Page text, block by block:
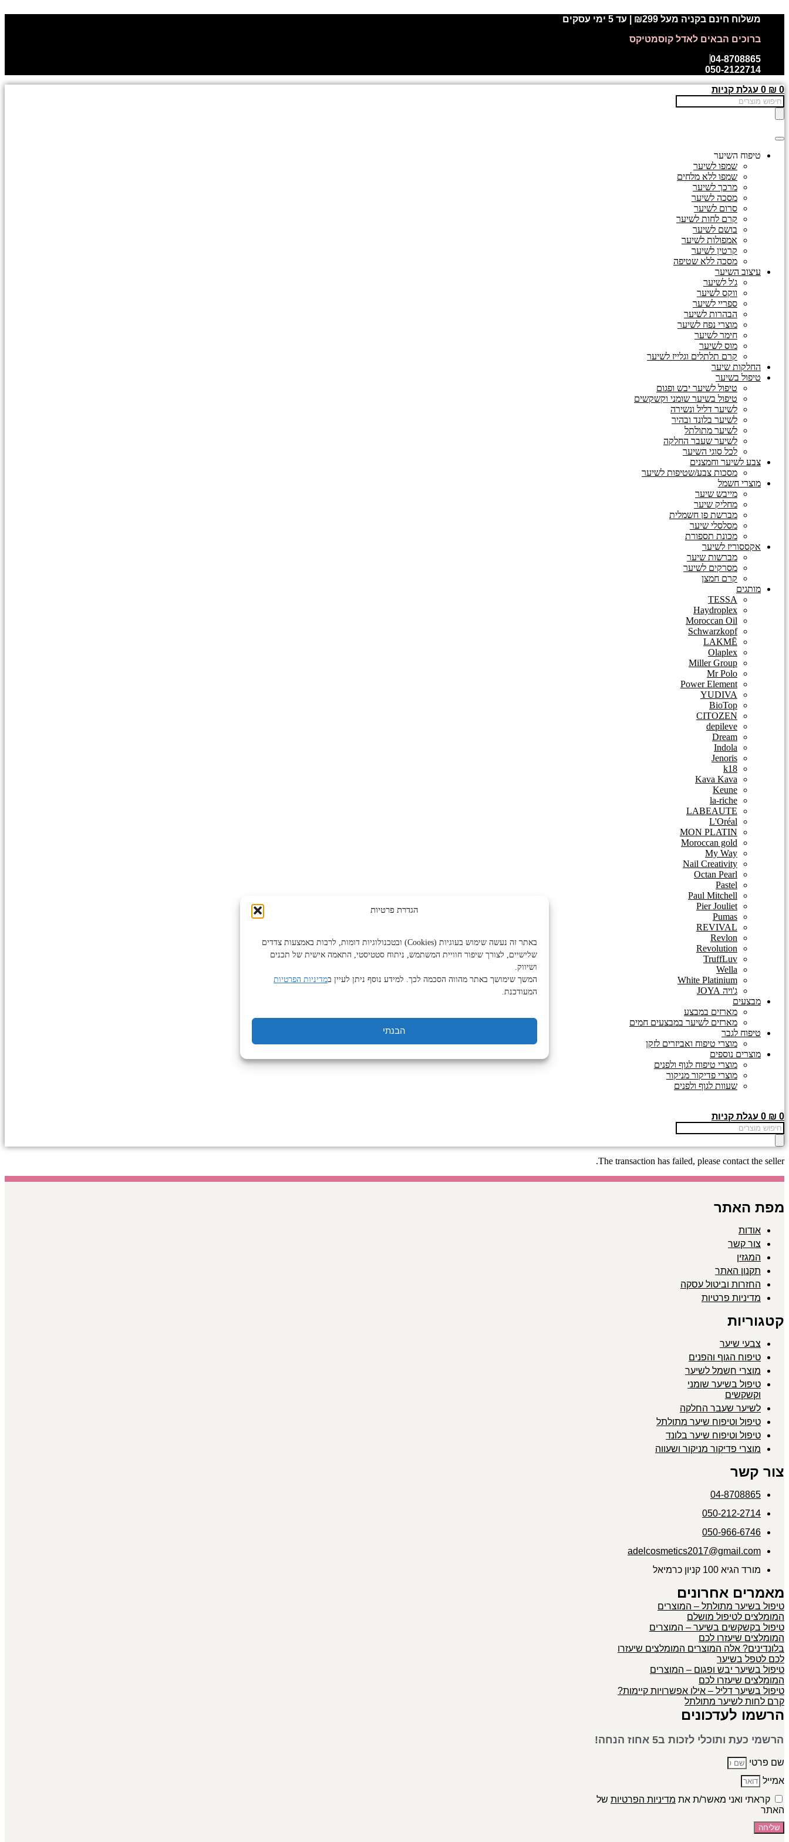
הגדרת פרטיות
באתר זה נעשה שימוש בעוגיות (Cookies) ובטכנולוגיות דומות, לרבות באמצעות צדדים
שלישיים, לצורך שיפור חוויית המשתמש, ניתוח סטטיסטי, התאמה אישית של תכנים
ושיווק.
המשך שימושך באתר מהווה הסכמה לכך. למידע נוסף ניתן לעיין במדיניות הפרטיות
המעודכנת.
הבנתי
משלוח חינם בקניה מעל ₪299 | עד 5 ימי עסקים
ברוכים הבאים לאדל קוסמטיקס
04-8708865
050-2122714
₪ 0
0 עגלת קניות
Products
search
טיפוח השיער
שמפו לשיער
שמפו ללא מלחים
מרכך לשיער
מסכה לשיער
סרום לשיער
קרם לחות לשיער
בושם לשיער
אמפולות לשיער
קרטין לשיער
מסכה ללא שטיפה
עיצוב השיער
ג'ל לשיער
ווקס לשיער
ספריי לשיער
הבהרות לשיער
מוצרי נפח לשיער
חימר לשיער
מוס לשיער
קרם תלתלים וגלייז לשיער
החלקות שיער
טיפול בשיער
טיפול לשיער יבש ופגום
טיפול בשיער שומני וקשקשים
לשיער דליל ונשירה
לשיער בלונד ובהיר
לשיער מתולתל
לשיער שעבר החלקה
לכל סוגי השיער
צבע לשיער וחמצנים
מסכות צבע/שטיפות לשיער
מוצרי חשמל
מייבש שיער
מחליק שיער
מברשת פן חשמלית
מסלסלי שיער
מכונת תספורת
אקססוריז לשיער
מברשות שיער
מסרקים לשיער
קרם חמצן
מותגים
TESSA
Haydroplex
Moroccan Oil
Schwarzkopf
LAKMĒ
Olaplex
Miller Group
Mr Polo
Power Element
YUDIVA
BioTop
CITOZEN
depileve
Dream
Indola
Jenoris
k18
Kava Kava
Keune
la-riche
LABEAUTE
L'Oréal
MON PLATIN
Moroccan gold
My Way
Nail Creativity
Octan Pearl
Pastel
Paul Mitchell
Pier Jouliet
Pumas
REVIVAL
Revlon
Revolution
TruffLuv
Wella
White Platinium
ג'ויה JOYA
מבצעים
מארזים במבצע
מארזים לשיער במבצעים חמים
טיפוח לגבר
מוצרי טיפוח ואביזרים לזקן
מוצרים נוספים
מוצרי טיפוח לגוף ולפנים
מוצרי פדיקור מניקור
שעוות לגוף ולפנים
₪ 0
0 עגלת קניות
Products
search
The transaction has failed, please contact the seller.
מפת האתר
אודות
צור קשר
המגזין
תקנון האתר
החזרות וביטול עסקה
מדיניות פרטיות
קטגוריות
צבעי שיער
טיפוח הגוף והפנים
מוצרי חשמל לשיער
טיפול בשיער שומני
וקשקשים
לשיער שעבר החלקה
טיפול וטיפוח שיער מתולתל
טיפול וטיפוח שיער בלונד
מוצרי פדיקור מניקור ושעווה
צור קשר
04-8708865
050-212-2714
050-966-6746
adelcosmetics2017@gmail.com
מורד הגיא 100 קניון כרמיאל
מאמרים אחרונים
טיפול בשיער מתולתל – המוצרים
המומלצים לטיפול מושלם
טיפול בקשקשים בשיער – המוצרים
המומלצים שיעזרו לכם
בלונדינים? אלה המוצרים המומלצים שיעזרו
לכם לטפל בשיער
טיפול בשיער יבש ופגום – המוצרים
המומלצים שיעזרו לכם
טיפול בשיער דליל – אילו אפשרויות קיימות?
קרם לחות לשיער מתולתל
הרשמו לעדכונים
הרשמי כעת ותוכלי לזכות ב5 אחוז הנחה!
שם פרטי
אמייל
קראתי ואני מאשר/ת את מדיניות הפרטיות של
האתר
שליחה